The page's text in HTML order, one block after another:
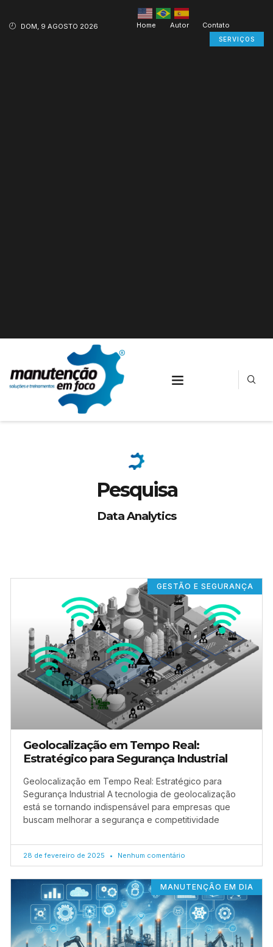
DOM, 9 AGOSTO 2026 Home Autor Contato
SERVIÇOS
Pesquisa
Data Analytics
GESTÃO E SEGURANÇA
Geolocalização em Tempo Real:
Estratégico para Segurança Industrial
Geolocalização em Tempo Real: Estratégico para
Segurança Industrial A tecnologia de geolocalização
está se tornando indispensável para empresas que
buscam melhorar a segurança e competitividade
28 de fevereiro de 2025 Nenhum comentário
MANUTENÇÃO EM DIA